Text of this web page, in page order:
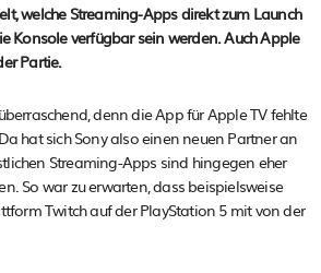
welche Streaming-Apps direkt zum Launch
Konsole verfügbar sein werden. Auch Apple
Partie.
denn die App für Apple TV fehlte
hat sich Sony also einen neuen Partner an
Streaming-Apps sind hingegen eher
So war zu erwarten, dass beispielsweise
Twitch auf der PlayStation 5 mit von der